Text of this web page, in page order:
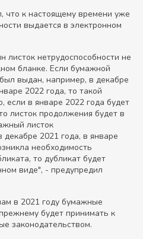
что к настоящему времени уже
выдается в электронном
листок нетрудоспособности не
бланке. Если бумажной
выдан, например, в декабре
2022 года, то такой
если в январе 2022 года будет
листок продолжения будет в
листок
2021 года, в январе
необходимость
то дубликат будет
виде", - предупредил
в 2021 году бумажные
будет принимать к
законодательством.